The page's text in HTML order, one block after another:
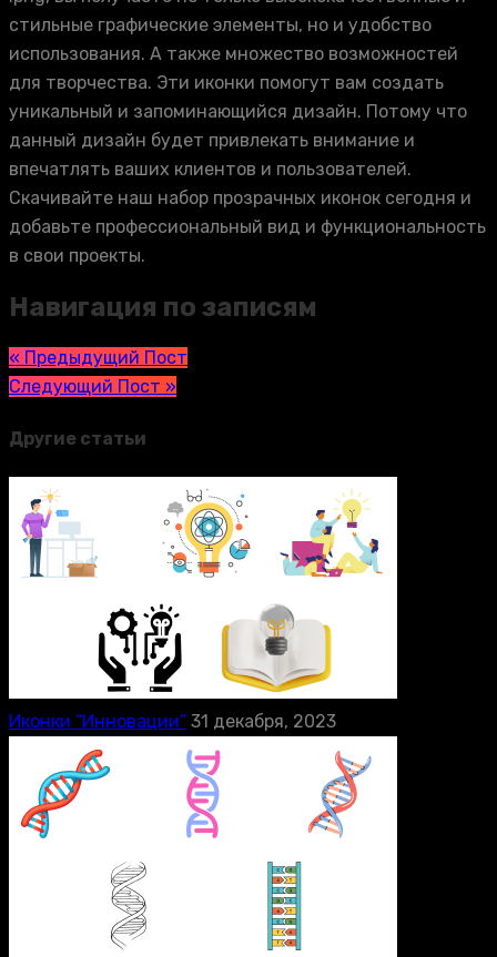
стильные графические элементы, но и удобство
использования. А также множество возможностей
для творчества. Эти иконки помогут вам создать
уникальный и запоминающийся дизайн. Потому что
данный дизайн будет привлекать внимание и
впечатлять ваших клиентов и пользователей.
Скачивайте наш набор прозрачных иконок сегодня и
добавьте профессиональный вид и функциональность
в свои проекты.
Навигация по записям
« Предыдущий Пост
Следующий Пост »
Другие статьи
Иконки “Инновации” 31 декабря, 2023